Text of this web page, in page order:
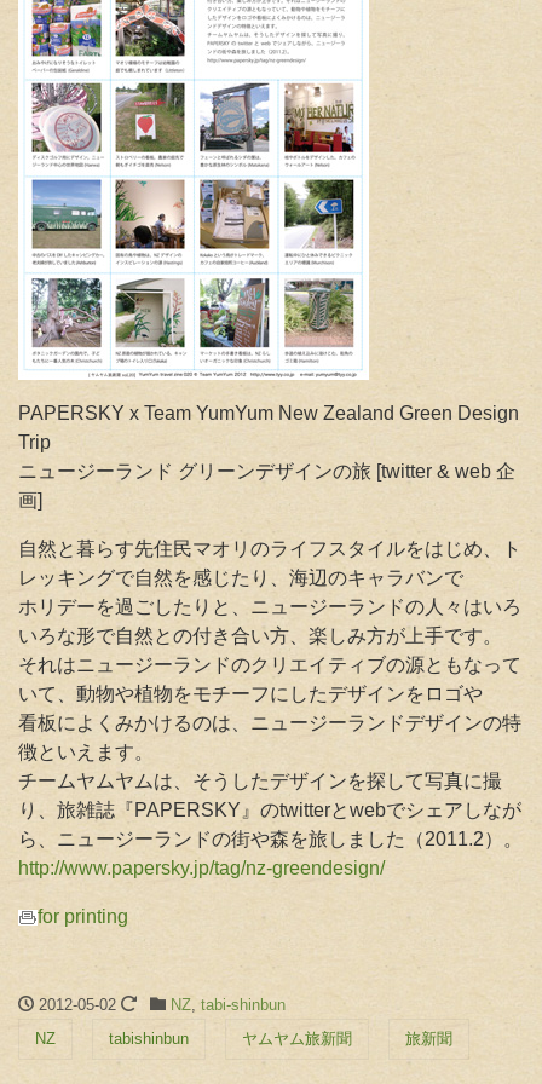
PAPERSKY x Team YumYum New Zealand Green Design
Trip
ニュージーランド グリーンデザインの旅 [twitter & web 企
画]
自然と暮らす先住民マオリのライフスタイルをはじめ、ト
レッキングで自然を感じたり、海辺のキャラバンで
ホリデーを過ごしたりと、ニュージーランドの人々はいろ
いろな形で自然との付き合い方、楽しみ方が上手です。
それはニュージーランドのクリエイティブの源ともなって
いて、動物や植物をモチーフにしたデザインをロゴや
看板によくみかけるのは、ニュージーランドデザインの特
徴といえます。
チームヤムヤムは、そうしたデザインを探して写真に撮
り、旅雑誌『PAPERSKY』のtwitterとwebでシェアしなが
ら、ニュージーランドの街や森を旅しました（2011.2）。
http://www.papersky.jp/tag/nz-greendesign/
for printing
2012-05-02 NZ,tabi-shinbun
NZ
tabishinbun ヤムヤム旅新聞 旅新聞